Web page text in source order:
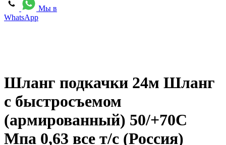
Мы в
WhatsApp
Шланг подкачки 24м Шланг
с быстросъемом
(армированный) 50/+70С
Мпа 0,63 все т/с (Россия)